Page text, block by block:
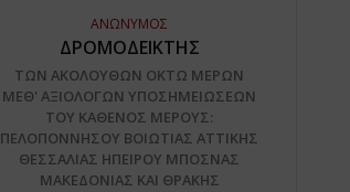
ΑΝΩΝΥΜΟΣ
ΔΡΟΜΟΔΕΙΚΤΗΣ
ΤΩΝ ΑΚΟΛΟΥΘΩΝ ΟΚΤΩ ΜΕΡΩΝ
ΜΕΘ' ΑΞΙΟΛΟΓΩΝ ΥΠΟΣΗΜΕΙΩΣΕΩΝ
ΤΟΥ ΚΑΘΕΝΟΣ ΜΕΡΟΥΣ:
ΠΕΛΟΠΟΝΝΗΣΟΥ ΒΟΙΩΤΙΑΣ ΑΤΤΙΚΗΣ
ΘΕΣΣΑΛΙΑΣ ΗΠΕΙΡΟΥ ΜΠΟΣΝΑΣ
ΜΑΚΕΔΟΝΙΑΣ ΚΑΙ ΘΡΑΚΗΣ